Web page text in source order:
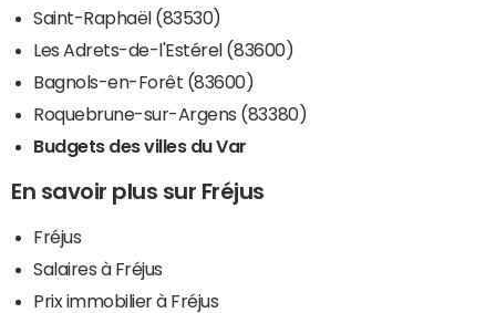
Saint-Raphaël (83530)
Les Adrets-de-l'Estérel (83600)
Bagnols-en-Forêt (83600)
Roquebrune-sur-Argens (83380)
Budgets des villes du Var
En savoir plus sur Fréjus
Fréjus
Salaires à Fréjus
Prix immobilier à Fréjus